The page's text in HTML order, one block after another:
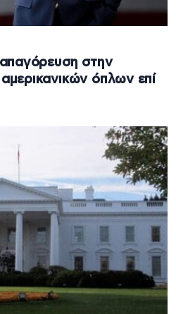
απαγόρευση στην
όπλων επί